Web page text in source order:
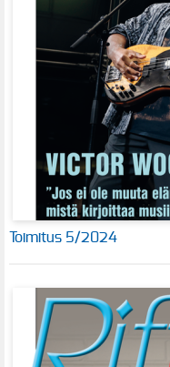
Toimitus 5/2024